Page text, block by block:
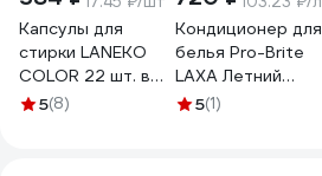
Капсулы для
стирки LANEKO
COLOR 22 шт. в
банке 20017629
5(8)
Кондиционер для
белья Pro-Brite
LAXA Летний
рассвет, 5 л 1594-
5(1)